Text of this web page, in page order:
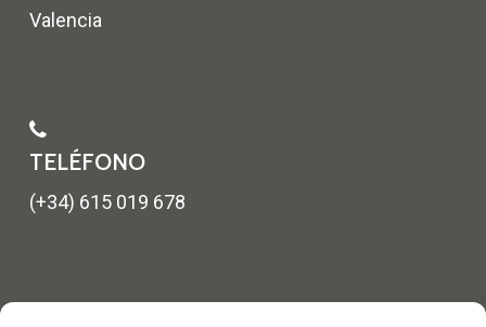
Valencia
TELÉFONO
(+34) 615 019 678